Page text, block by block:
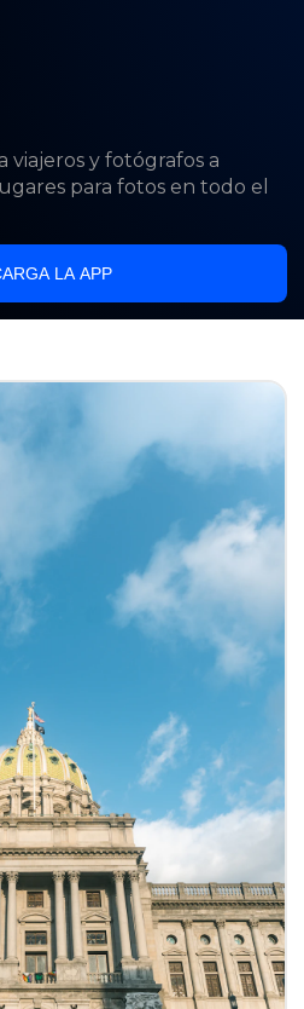
viajeros y fotógrafos a
para fotos en todo el
LA APP